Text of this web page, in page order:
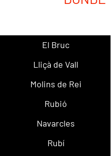
El Bruc
Lliçà de Vall
Molins de Rei
Rubió
Navarcles
Rubí